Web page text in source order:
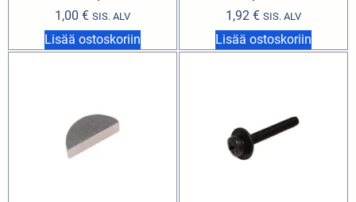
1,00 € SIS. ALV
Lisää ostoskoriin
1,92 € SIS. ALV
Lisää ostoskoriin